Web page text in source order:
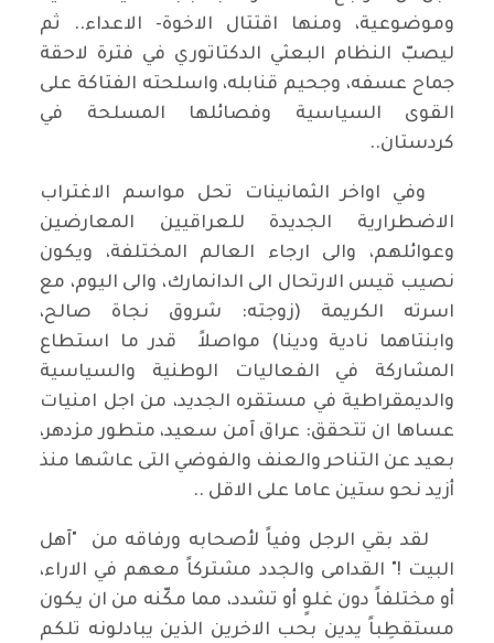
وموضوعية، ومنها اقتتال الاخوة- الاعداء.. ثم
ليصبّ النظام البعثي الدكتاتوري في فترة لاحقة
جماح عسفه، وجحيم قنابله، واسلحته الفتاكة على
القوى السياسية وفصائلها المسلحة في
كردستان..
وفي اواخر الثمانينات تحل مواسم الاغتراب
الاضطرارية الجديدة للعراقيين المعارضين
وعوائلهم، والى ارجاء العالم المختلفة، ويكون
نصيب قيس الارتحال الى الدانمارك، والى اليوم، مع
اسرته الكريمة (زوجته: شروق نجاة صالح،
وابنتاهما نادية ودينا) مواصلاً قدر ما استطاع
المشاركة في الفعاليات الوطنية والسياسية
والديمقراطية في مستقره الجديد، من اجل امنيات
عساها ان تتحقق: عراق آمن سعيد، متطور مزدهر،
بعيد عن التناحر والعنف والفوضي التى عاشها منذ
أزيد نحو ستين عاما على الاقل ..
لقد بقي الرجل وفياً لأصحابه ورفاقه من "آهل
البيت !" القدامى والجدد مشتركاً معهم في الاراء،
أو مختلفاً دون غلوٍ أو تشدد، مما مكّنه من ان يكون
مستقطِباً يدين بحب الاخرين الذين يبادلونه تلكم